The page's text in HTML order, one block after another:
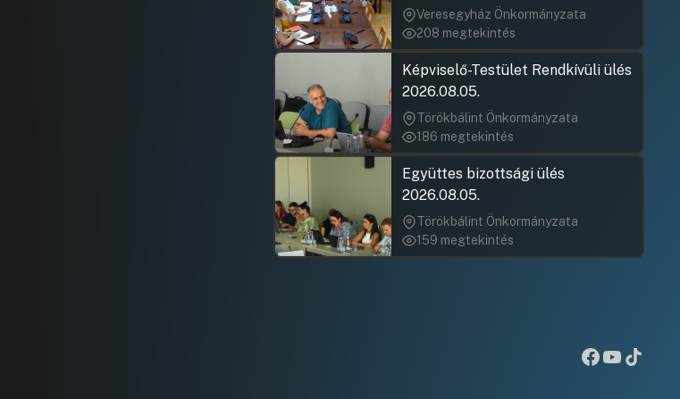
jegyzőkönyv elfogadása nem
rögzült)
Veresegyház Önkormányzata
208 megtekintés
Képviselő-Testület Rendkívüli ülés
2026.08.05.
Törökbálint Önkormányzata
186 megtekintés
Együttes bizottsági ülés
2026.08.05.
Törökbálint Önkormányzata
159 megtekintés